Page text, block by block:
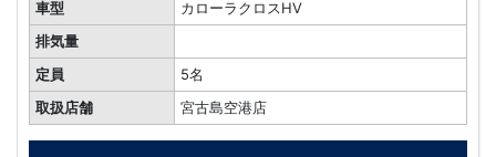
車型
カローラクロスHV
排気量
定員
5名
取扱店舗
宮古島空港店